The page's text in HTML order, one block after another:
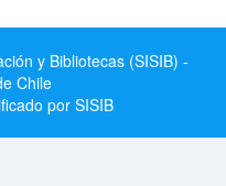
y Bibliotecas (SISIB) -
Chile
por SISIB